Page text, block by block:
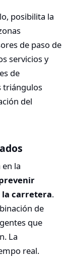
posibilita la
de paso de
servicios y
de
triángulos
del
la
la carretera.
de
que
La
real.